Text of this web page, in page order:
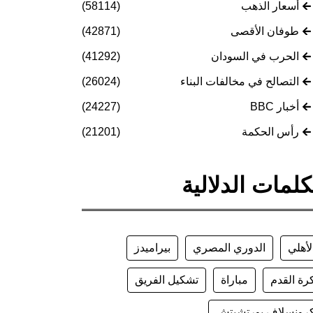
أسعار الذهب (58114)
طوفان الأقصى (42871)
الحرب في السودان (41292)
التصالح في مخالفات البناء (26024)
أخبار BBC (24227)
رأس الحكمة (21201)
الدلالية
الأهلي الدوري المصري بيراميدز
القدم مباراة تشكيل الفريق